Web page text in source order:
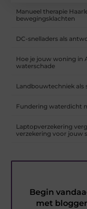
Manueel therapie
bewegingsklachten
DC-snelladers als
Hoe je jouw woning in
waterschade
Landbouwtechniek als
Fundering waterdicht
Laptopverzekering
verzekering voor jouw
Begin
met